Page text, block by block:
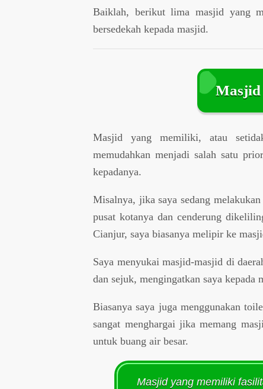
Baiklah, berikut lima masjid yang
bersedekah kepada masjid.
Masjid
Masjid yang memiliki, atau
memudahkan menjadi salah satu
kepadanya.
Misalnya, jika saya sedang
pusat kotanya dan cenderung
Cianjur, saya biasanya melipir ke
Saya menyukai masjid-masjid di
dan sejuk, mengingatkan saya kepada
Biasanya saya juga menggunakan
sangat menghargai jika memang
untuk buang air besar.
Masjid yang memiliki